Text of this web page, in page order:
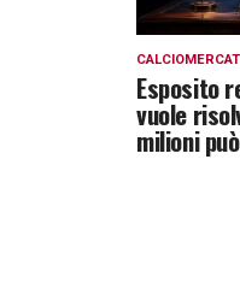
Esposito
vuole
milioni